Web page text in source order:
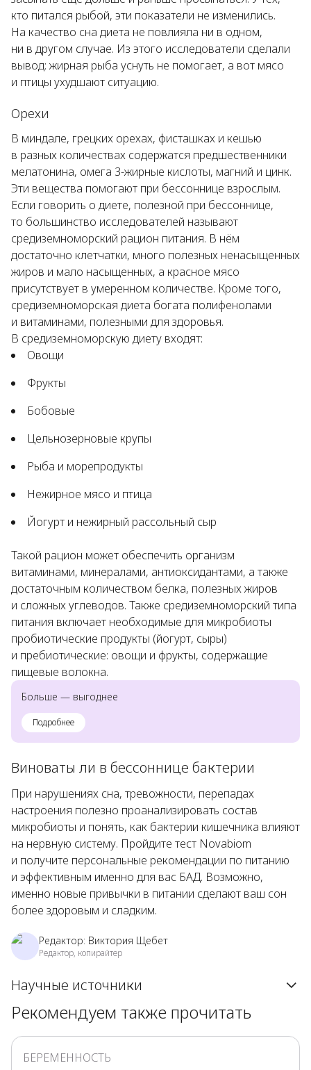
кто питался рыбой, эти показатели не изменились.
На качество сна диета не повлияла ни в одном,
ни в другом случае. Из этого исследователи сделали
вывод: жирная рыба уснуть не помогает, а вот мясо
и птицы ухудшают ситуацию.
Орехи
В миндале, грецких орехах, фисташках и кешью
в разных количествах содержатся предшественники
мелатонина, омега 3-жирные кислоты, магний и цинк.
Эти вещества помогают при бессоннице взрослым.
Если говорить о диете, полезной при бессоннице,
то большинство исследователей называют
средиземноморский рацион питания. В нём
достаточно клетчатки, много полезных ненасыщенных
жиров и мало насыщенных, а красное мясо
присутствует в умеренном количестве. Кроме того,
средиземноморская диета богата полифенолами
и витаминами, полезными для здоровья.
В средиземноморскую диету входят:
Овощи
Фрукты
Бобовые
Цельнозерновые крупы
Рыба и морепродукты
Нежирное мясо и птица
Йогурт и нежирный рассольный сыр
Такой рацион может обеспечить организм
витаминами, минералами, антиоксидантами, а также
достаточным количеством белка, полезных жиров
и сложных углеводов. Также средиземноморский типа
питания включает необходимые для микробиоты
пробиотические продукты (йогурт, сыры)
и пребиотические: овощи и фрукты, содержащие
пищевые волокна.
Больше — выгоднее
Подробнее
Виноваты ли в бессоннице бактерии
При нарушениях сна, тревожности, перепадах
настроения полезно проанализировать состав
микробиоты и понять, как бактерии кишечника влияют
на нервную систему. Пройдите тест Novabiom
и получите персональные рекомендации по питанию
и эффективным именно для вас БАД. Возможно,
именно новые привычки в питании сделают ваш сон
более здоровым и сладким.
Редактор: Виктория Щебет
Редактор, копирайтер
Научные источники
Рекомендуем также прочитать
БЕРЕМЕННОСТЬ